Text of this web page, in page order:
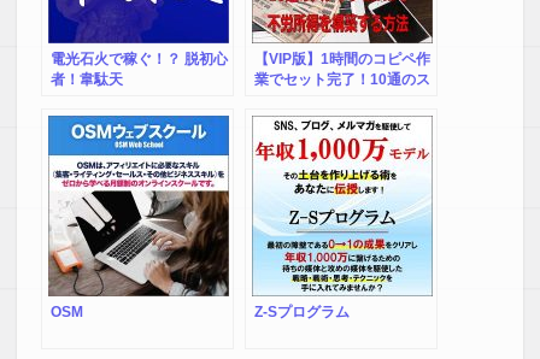
電光石火で稼ぐ！？ 脱初心
者！韋駄天
【VIP版】1時間のコピペ作
業でセット完了！10通のス
築する方法＆10つの特典
OSM Z-Sプログラム